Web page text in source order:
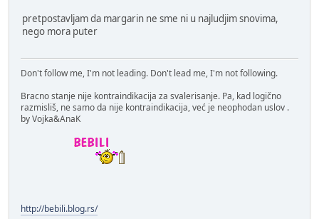
pretpostavljam da margarin ne sme ni u najludjim snovima,
nego mora puter
Don't follow me, I'm not leading. Don't lead me, I'm not following.
Bracno stanje nije kontraindikacija za svalerisanje. Pa, kad logično
razmisliš, ne samo da nije kontraindikacija, već je neophodan uslov .
by Vojka&AnaK
http://bebili.blog.rs/